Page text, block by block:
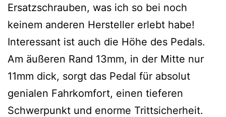
Ersatzschrauben, was ich so bei noch
keinem anderen Hersteller erlebt habe!
Interessant ist auch die Höhe des Pedals.
Am äußeren Rand 13mm, in der Mitte nur
11mm dick, sorgt das Pedal für absolut
genialen Fahrkomfort, einen tieferen
Schwerpunkt und enorme Trittsicherheit.